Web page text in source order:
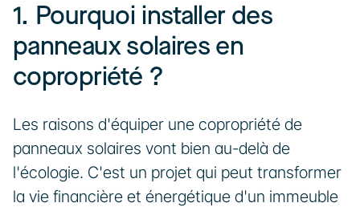
1. Pourquoi installer des
panneaux solaires en
copropriété ?
Les raisons d'équiper une copropriété de
panneaux solaires vont bien au-delà de
l'écologie. C'est un projet qui peut transformer
la vie financière et énergétique d'un immeuble